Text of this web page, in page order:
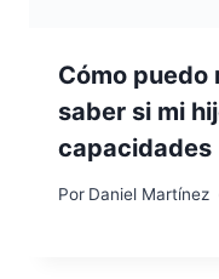
Cómo puedo
saber si mi
capacidades
Por Daniel Martínez